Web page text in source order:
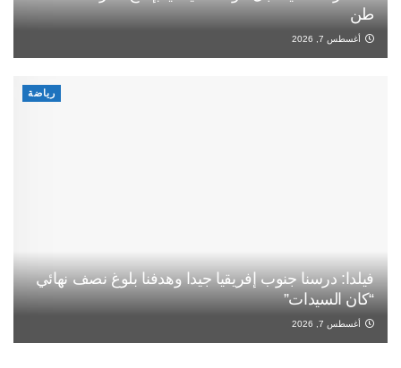
طن
أغسطس 7, 2026
رياضة
فيلدا: درسنا جنوب إفريقيا جيدا وهدفنا بلوغ نصف نهائي
“كان السيدات”
أغسطس 7, 2026